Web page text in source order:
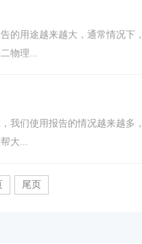
的用途越来越大，通常情况下
物理...
我们使用报告的情况越来越多
大...
尾页